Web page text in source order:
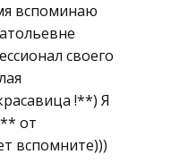
вспоминаю
своего
!**) Я
от
вспомните)))